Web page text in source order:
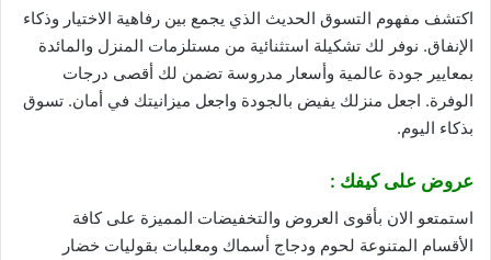
اكتشف مفهوم التسوق الحديث الذي يجمع بين رفاهية الاختيار وذكاء
الإنفاق. نوفر لك تشكيلة استثنائية من مستلزمات المنزل والمائدة
بمعايير جودة عالمية وأسعار مدروسة تضمن لك أقصى درجات
الوفرة. اجعل منزلك يفيض بالجودة واجعل ميزانيتك في أمان. تسوق
بذكاء اليوم.
عروض على كيفك :
استمتعو الان بأقوى العروض والتخفيضات المميزة على كافة
الأقسام المتنوعة لحوم ودجاج أسماك ومعلبات بقوليات خضار